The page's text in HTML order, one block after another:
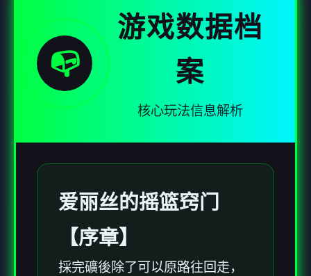
📭
游戏数据档
案
核心玩法信息解析
爱丽丝的摇篮窍门
【序章】
採完礦後除了可以原路往回走，